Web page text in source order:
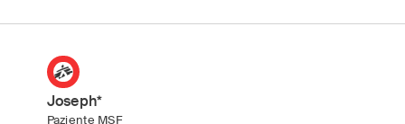
Joseph*
Paziente MSF
International
Argentina
Australia